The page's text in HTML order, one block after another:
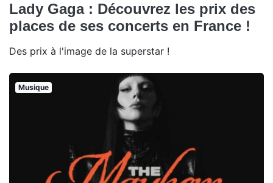
Lady Gaga : Découvrez les prix des
places de ses concerts en France !
Des prix à l'image de la superstar !
Musique